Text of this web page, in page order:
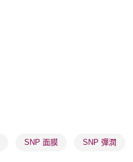
SNP 面膜 SNP 彈潤